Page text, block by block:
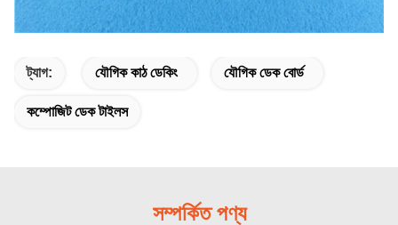
ট্যাগ: যৌগিক কাঠ ডেকিং যৌগিক ডেক বোর্ড
কম্পোজিট ডেক টাইলস
সম্পর্কিত পণ্য